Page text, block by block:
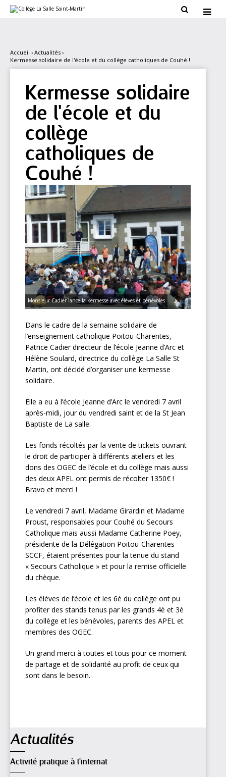
navigation
personnels
 
Accueil › Actualités ›
Kermesse solidaire de l'école et du collège catholiques de Couhé !
Kermesse solidaire
de l'école et du
collège
catholiques de
Couhé !
Monsieur Cadier lance la kermesse avec élèves et bénévoles
Dans le cadre de la semaine solidaire de
l’enseignement catholique Poitou-Charentes,
Patrice Cadier directeur de l’école Jeanne d’Arc et
Hélène Soulard, directrice du collège La Salle St
Martin, ont décidé d’organiser une kermesse
solidaire.
Elle a eu à l’école Jeanne d’Arc le vendredi 7 avril
après-midi, jour du vendredi saint et de la St Jean
Baptiste de La salle.
Les fonds récoltés par la vente de tickets ouvrant
le droit de participer à différents ateliers et les
dons des OGEC de l’école et du collège mais aussi
des deux APEL ont permis de récolter 1350€ !
Bravo et merci !
Le vendredi 7 avril, Madame Girardin et Madame
Proust, responsables pour Couhé du Secours
Catholique mais aussi Madame Catherine Poey,
présidente de la Délégation Poitou-Charentes
SCCF, étaient présentes pour la tenue du stand
« Secours Catholique » et pour la remise officielle
du chèque.
Les élèves de l’école et les 6è du collège ont pu
profiter des stands tenus par les grands 4è et 3è
du collège et les bénévoles, parents des APEL et
membres des OGEC.
Un grand merci à toutes et tous pour ce moment
de partage et de solidarité au profit de ceux qui
sont dans le besoin.
Actualités
Activité pratique à l'internat